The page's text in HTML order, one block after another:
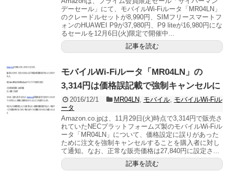
デーセール」にて、モバイルWi-Fiルータ「MR04LN」
のクレードルセットが8,990円、SIMフリースマートフ
ォンのHUAWEI P9が37,980円、P9 liteが16,980円にな
るセールを12月6日(火)限定で開催中...
記事を読む
モバイルWi-Fiルータ「MR04LN」の
3,314円は価格誤記載で強制キャンセルに
2016/12/1 MR04LN, モバイル, モバイルWi-Fiル
ータ
Amazon.co.jpは、11月29日(火)時点で3,314円で販売さ
れていたNECプラットフォームズ製のモバイルWi-Fiル
ータ「MR04LN」について、価格設定に誤りがあった
ために注文を強制キャンセルすることを購入者に対し
て通知。なお、正常な販売価格は27,840円に設定さ...
記事を読む